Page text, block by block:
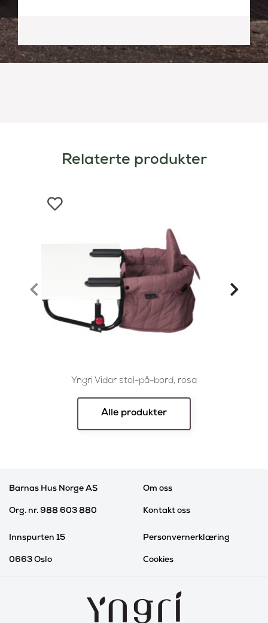
Relaterte produkter
Yngri Vidar stol-på-bord, rosa
Alle produkter
Barnas Hus Norge AS
Org. nr. 988 603 880
Innspurten 15
0663 Oslo
Om oss
Kontakt oss
Personvernerklæring
Cookies